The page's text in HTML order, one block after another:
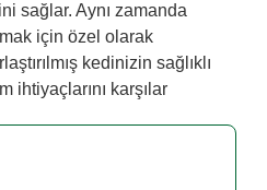
sağlar. Aynı zamanda
için özel olarak
kedinizin sağlıklı
ihtiyaçlarını karşılar